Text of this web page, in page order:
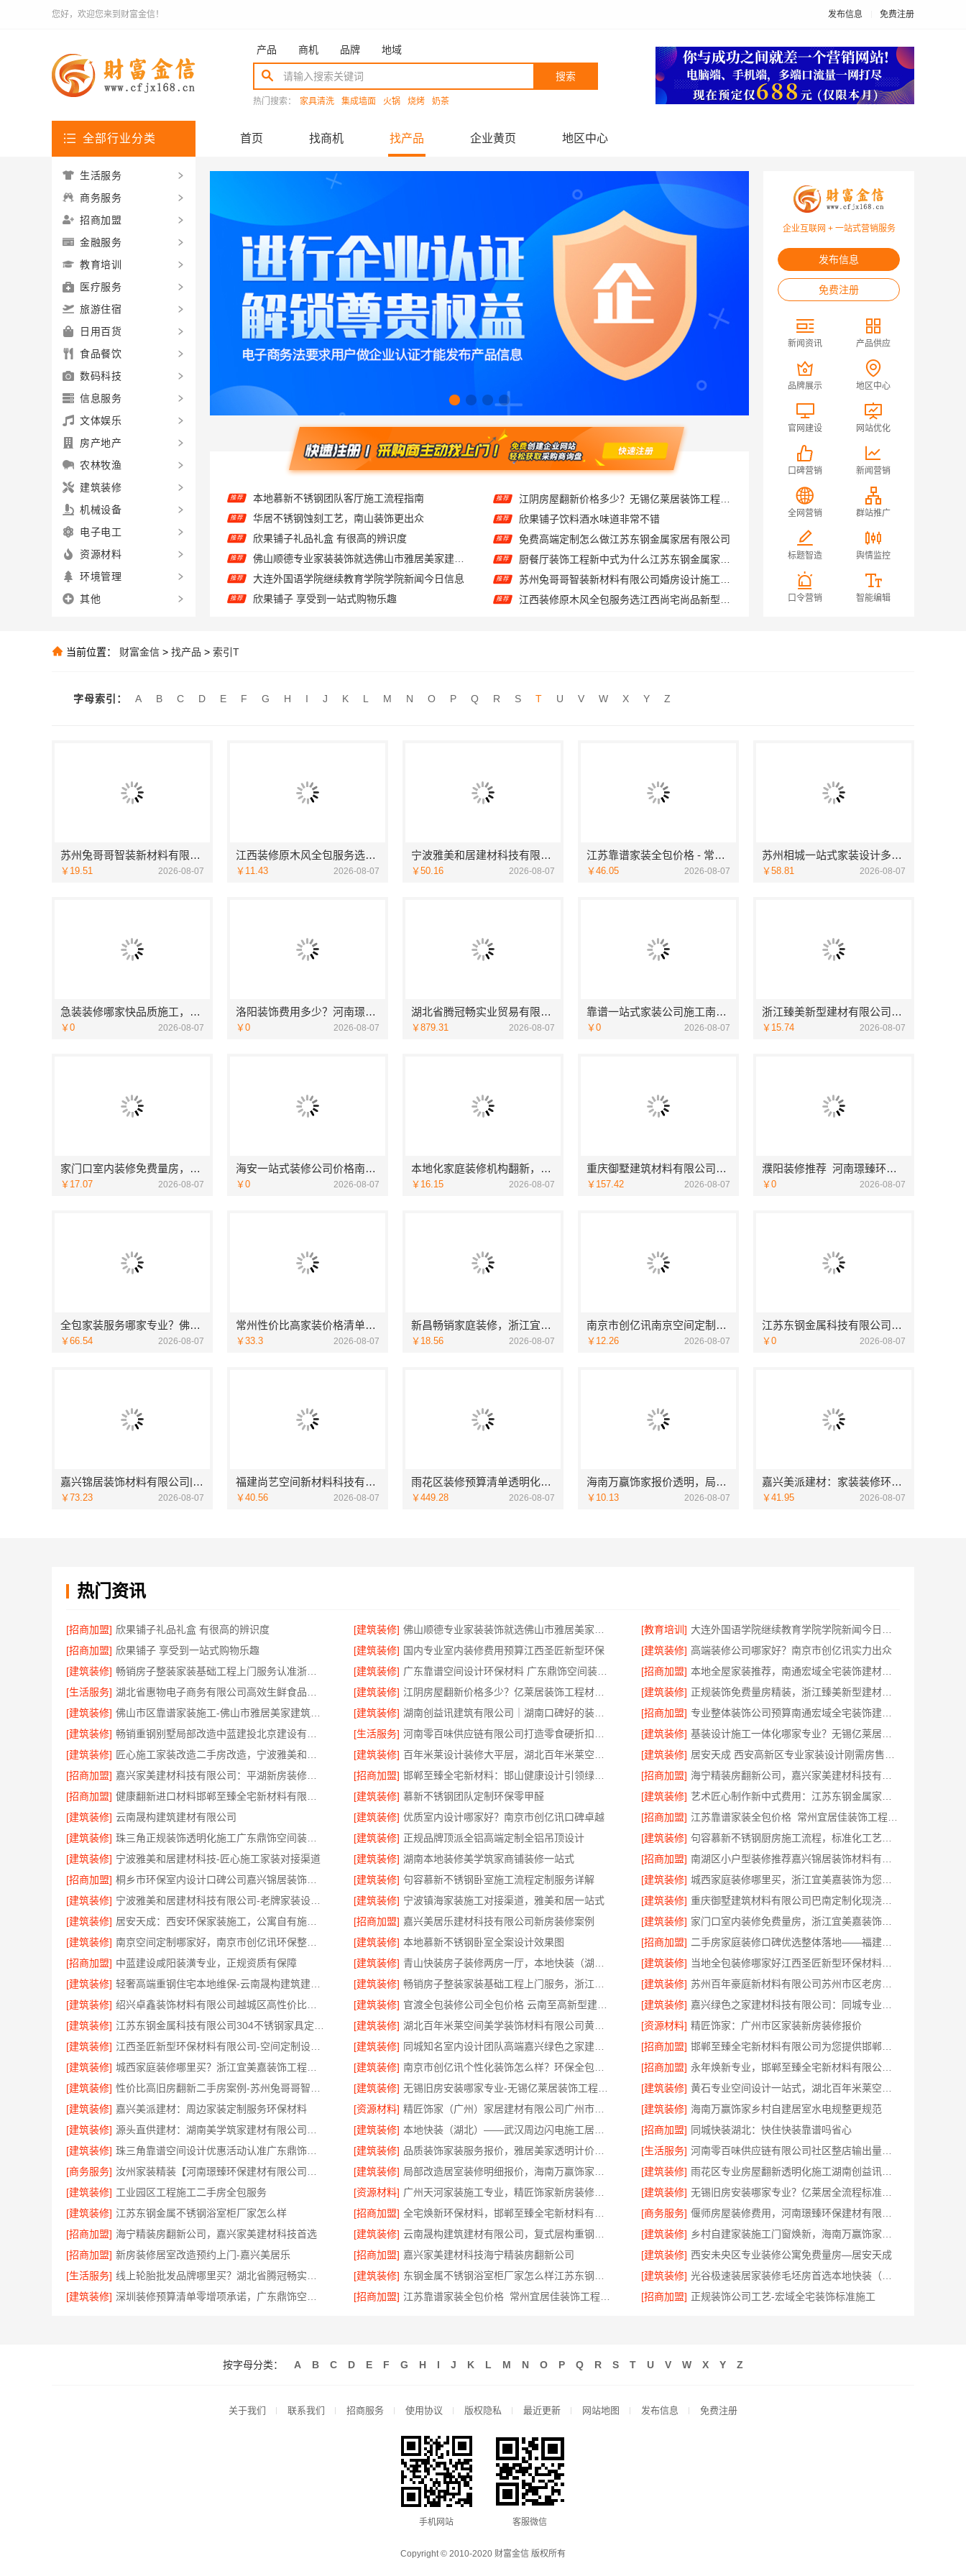
您好，欢迎您来到财富金信！ 发布信息 免费注册
产品 商机 品牌 地域
搜索
热门搜索： 家具清洗 集成墙面 火锅 烧烤 奶茶
全部行业分类 首页 找商机 找产品 企业黄页 地区中心
推荐 华居不锈钢蚀刻工艺，南山装饰更出众
推荐 欣果铺子礼品礼盒 有很高的辨识度
推荐
推荐 大连外国语学院继续教育学院学院新闻今日信息
推荐 欣果铺子 享受到一站式购物乐趣
推荐 国内专业室内装修费用预算江西圣匠新型环保
推荐 慕新不锈钢全案设计卫生间304材质
推荐 欣果铺子饮料酒水味道非常不错
推荐 免费高端定制怎么做江苏东钢金属家居有限公司
推荐 厨餐厅装饰工程新中式为什么江苏东钢金属家居有限公司
推荐 苏州兔哥哥智装新材料有限公司婚房设计施工一体化
推荐 江西装修原木风全包服务选江西尚宅尚品新型环保材料有限公司
推荐 宁波雅美和居建材科技有限公司-余姚家装设计到店咨询
推荐
企业互联网 + 一站式营销服务
发布信息
免费注册
新闻资讯 产品供应
品牌展示 地区中心
官网建设 网站优化
口碑营销 新闻营销
全网营销 群站推广
标题智造 舆情监控
口令营销 智能编辑
生活服务
商务服务
招商加盟
金融服务
教育培训
医疗服务
旅游住宿
日用百货
食品餐饮
数码科技
信息服务
文体娱乐
房产地产
农林牧渔
建筑装修
机械设备
电子电工
资源材料
环境管理
其他
当前位置： 财富金信 > 找产品 > 索引T
字母索引： A B C D E F G H I J K L M N O P Q R S T U V W X Y Z
苏州兔哥哥智装新材料有限公司婚房设计施工一体化
￥19.51 2026-08-07
江西装修原木风全包服务选江西尚宅尚品新型环保材料有限公司
￥11.43 2026-08-07
宁波雅美和居建材科技有限公司-余姚家装设计到店咨询
￥50.16 2026-08-07
江苏靠谱家装全包价格 - 常州宜居佳装饰
￥46.05 2026-08-07
苏州相城一站式家装设计多少钱拎包入住苏州百年豪庭新材料有限公司
￥58.81 2026-08-07
急装装修哪家快品质施工，同城快装省心
￥0 2026-08-07
洛阳装饰费用多少？河南璟臻环保建材有限公司透明报价
￥0 2026-08-07
湖北省腾冠畅实业贸易有限公司：专业轮胎批发平台解决方案
￥879.31 2026-08-07
靠谱一站式家装公司施工南通宏域全宅装饰建材有限公司
￥0 2026-08-07
浙江臻美新型建材有限公司：正规装修质保学区房
￥15.74 2026-08-07
家门口室内装修免费量房，浙江宜美嘉装饰贴心服务
￥17.07 2026-08-07
海安一站式装修公司价格南通宏域全宅装饰建材有限公司预算
￥0 2026-08-07
本地化家庭装修机构翻新，嘉兴绿色之家建材科技有限公司
￥16.15 2026-08-07
重庆御墅建筑材料有限公司：本地别墅建造优惠活动抗震防风
￥157.42 2026-08-07
濮阳装修推荐_河南璟臻环保建材有限公司本土深耕全流程一体化服务
￥0 2026-08-07
全包家装服务哪家专业？佛山市雅居美家装饰源头工厂直供服务
￥66.54 2026-08-07
常州性价比高家装价格清单，常州宜居佳装饰工程有限公司为您透明报价
￥33.3 2026-08-07
新昌畅销家庭装修，浙江宜美嘉本地服务口碑佳
￥18.56 2026-08-07
南京市创亿讯南京空间定制哪家好，环保全包首选
￥12.26 2026-08-07
江苏东钢金属科技有限公司定制工厂加盟流程介绍
￥0 2026-08-07
嘉兴锦居装饰材料有限公司|桐乡市环保室内设计口碑之选
￥73.23 2026-08-07
福建尚艺空间新材料科技有限公司二手房家庭装修口碑优选整体落地
￥40.56 2026-08-07
雨花区装修预算清单透明化施工，湖南创益讯建筑有限公司
￥449.28 2026-08-07
海南万赢饰家报价透明，局部改造居室明细报价
￥10.13 2026-08-07
嘉兴美派建材：家装装修环保材料靠谱商家
￥41.95 2026-08-07
热门资讯
[招商加盟] 欣果铺子礼品礼盒 有很高的辨识度 [建筑装修] [教育培训]
[招商加盟] 欣果铺子 享受到一站式购物乐趣 [建筑装修] 国内专业室内装修费用预算江西圣匠新型环保 [建筑装修] 高端装修公司哪家好？南京市创亿讯实力出众
[建筑装修]
[建筑装修] [招商加盟]
[生活服务]
[建筑装修] [建筑装修]
[建筑装修]
[建筑装修] [招商加盟]
[建筑装修]
[生活服务] [建筑装修]
[建筑装修]
[建筑装修] [建筑装修]
[招商加盟]
[招商加盟] [招商加盟]
[招商加盟]
[建筑装修] 慕新不锈钢团队定制环保零甲醛 [建筑装修]
[建筑装修] 云南晟构建筑建材有限公司 [建筑装修] 优质室内设计哪家好？南京市创亿讯口碑卓越 [招商加盟]
[建筑装修]
[建筑装修] 正规品牌顶派全铝高端定制全铝吊顶设计 [建筑装修]
[建筑装修] 宁波雅美和居建材科技-匠心施工家装对接渠道 [建筑装修] 湖南本地装修美学筑家商铺装修一站式 [招商加盟]
[招商加盟]
[建筑装修] 句容慕新不锈钢卧室施工流程定制服务详解 [建筑装修]
[建筑装修]
[建筑装修] 宁波镇海家装施工对接渠道，雅美和居一站式 [建筑装修]
[建筑装修]
[招商加盟] 嘉兴美居乐建材科技有限公司新房装修案例 [建筑装修]
[建筑装修]
[建筑装修] 本地慕新不锈钢卧室全案设计效果图 [招商加盟]
[招商加盟] 中蓝建设咸阳装潢专业，正规资质有保障 [建筑装修] [建筑装修]
[建筑装修]
[建筑装修] [建筑装修]
[建筑装修]
[建筑装修] [建筑装修]
[建筑装修]
[建筑装修] [资源材料] 精匠饰家：广州市区家装新房装修报价
[建筑装修]
[建筑装修] [招商加盟]
[建筑装修]
[建筑装修] [招商加盟]
[建筑装修]
[建筑装修] [建筑装修]
[建筑装修] 嘉兴美派建材：周边家装定制服务环保材料 [资源材料] [建筑装修] 海南万赢饰家乡村自建居室水电规整更规范
[建筑装修]
[建筑装修] [招商加盟] 同城快装湖北：快住快装靠谱吗省心
[建筑装修]
[建筑装修] [生活服务]
[商务服务]
[建筑装修] [建筑装修]
[建筑装修] 工业园区工程施工二手房全包服务 [资源材料] [建筑装修]
[建筑装修] 江苏东钢金属不锈钢浴室柜厂家怎么样 [招商加盟] [商务服务]
[招商加盟] 海宁精装房翻新公司，嘉兴家美建材科技首选 [建筑装修] [建筑装修]
[招商加盟] 新房装修居室改造预约上门-嘉兴美居乐 [招商加盟] 嘉兴家美建材科技海宁精装房翻新公司 [建筑装修] 西安未央区专业装修公寓免费量房—居安天成
[生活服务]
[建筑装修] [建筑装修]
[建筑装修]
[招商加盟] [招商加盟] 正规装饰公司工艺-宏域全宅装饰标准施工
按字母分类： A B C D E F G H I J K L M N O P Q R S T U V W X Y Z
关于我们 联系我们 招商服务 使用协议 版权隐私 最近更新 网站地图 发布信息 免费注册
手机网站 客服微信
Copyright © 2010-2020 财富金信 版权所有